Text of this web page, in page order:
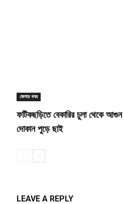
জেলার খবর
ফটিকছড়িতে বেকারির চুলা থেকে
দোকান পুড়ে ছাই
LEAVE A REPLY